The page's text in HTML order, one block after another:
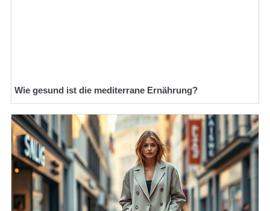
Wie gesund ist die mediterrane Ernährung?